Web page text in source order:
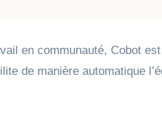
en communauté, Cobot
de manière automatique